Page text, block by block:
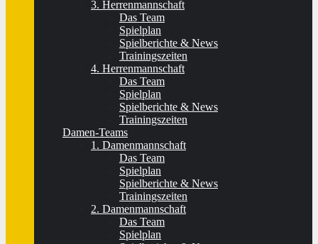
3. Herrenmannschaft
Das Team
Spielplan
Spielberichte & News
Trainingszeiten
4. Herrenmannschaft
Das Team
Spielplan
Spielberichte & News
Trainingszeiten
Damen-Teams
1. Damenmannschaft
Das Team
Spielplan
Spielberichte & News
Trainingszeiten
2. Damenmannschaft
Das Team
Spielplan